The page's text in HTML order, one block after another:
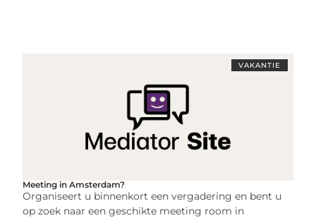
VAKANTIE
Meeting in Amsterdam?
Organiseert u binnenkort een vergadering en bent u
op zoek naar een geschikte meeting room in